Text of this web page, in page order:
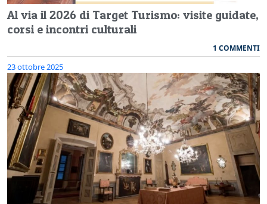
Al via il 2026 di Target Turismo: visite guidate,
corsi e incontri culturali
1 COMMENTI
23 ottobre 2025